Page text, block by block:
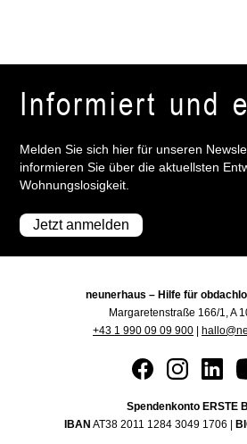
Informiert und
Melden Sie sich hier für unseren
informieren Sie über die aktuellsten
Wohnungslosigkeit.
Jetzt anmelden
neunerhaus – Hilfe für
Margaretenstraße 166/1, A
+43 1 990 09 09 900 |
Spendenkonto ERSTE
IBAN AT38 2011 1284 3049 1706 |